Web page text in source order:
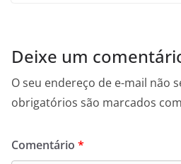
Deixe um
O seu endereço de e-mail não
obrigatórios são marcados com
Comentário *